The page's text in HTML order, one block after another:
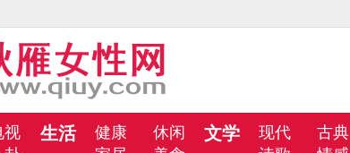
视
生活 健康
休闲
文学 现代
古典